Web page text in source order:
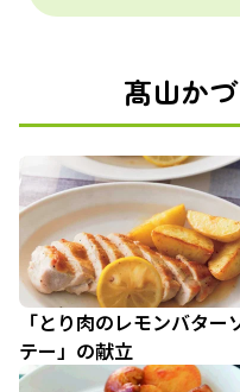
髙山か
「とり肉のレモンバター
テー」の献立